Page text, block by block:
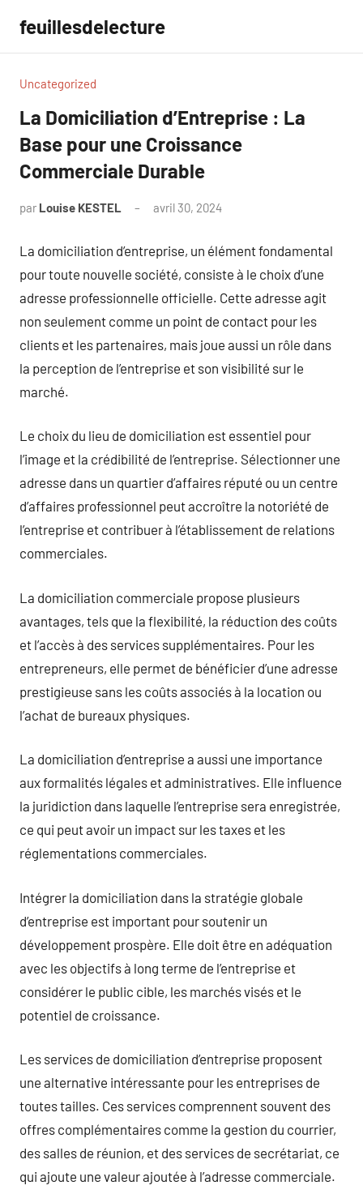
contenu
feuillesdelecture
Uncategorized
La Domiciliation d’Entreprise : La
Base pour une Croissance
Commerciale Durable
par Louise KESTEL avril 30, 2024
La domiciliation d’entreprise, un élément fondamental
pour toute nouvelle société, consiste à le choix d’une
adresse professionnelle officielle. Cette adresse agit
non seulement comme un point de contact pour les
clients et les partenaires, mais joue aussi un rôle dans
la perception de l’entreprise et son visibilité sur le
marché.
Le choix du lieu de domiciliation est essentiel pour
l’image et la crédibilité de l’entreprise. Sélectionner une
adresse dans un quartier d’affaires réputé ou un centre
d’affaires professionnel peut accroître la notoriété de
l’entreprise et contribuer à l’établissement de relations
commerciales.
La domiciliation commerciale propose plusieurs
avantages, tels que la flexibilité, la réduction des coûts
et l’accès à des services supplémentaires. Pour les
entrepreneurs, elle permet de bénéficier d’une adresse
prestigieuse sans les coûts associés à la location ou
l’achat de bureaux physiques.
La domiciliation d’entreprise a aussi une importance
aux formalités légales et administratives. Elle influence
la juridiction dans laquelle l’entreprise sera enregistrée,
ce qui peut avoir un impact sur les taxes et les
réglementations commerciales.
Intégrer la domiciliation dans la stratégie globale
d’entreprise est important pour soutenir un
développement prospère. Elle doit être en adéquation
avec les objectifs à long terme de l’entreprise et
considérer le public cible, les marchés visés et le
potentiel de croissance.
Les services de domiciliation d’entreprise proposent
une alternative intéressante pour les entreprises de
toutes tailles. Ces services comprennent souvent des
offres complémentaires comme la gestion du courrier,
des salles de réunion, et des services de secrétariat, ce
qui ajoute une valeur ajoutée à l’adresse commerciale.